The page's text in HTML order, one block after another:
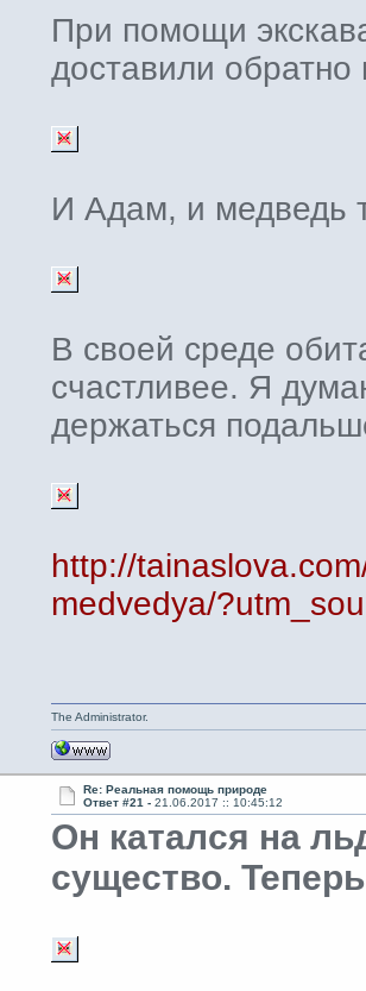
При помощи
доставили обратно
И Адам, и медведь
В своей среде
счастливее. Я
держаться
http://
medvedya/
The Administrator.
Re: Реальная помощь природе
Ответ #21 -21.06.2017 :: 10:45:12
Он катался на
существо.